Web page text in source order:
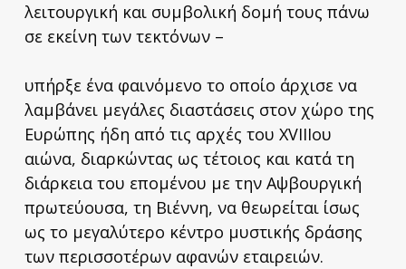
λειτουργική και συμβολική δομή τους πάνω
σε εκείνη των τεκτόνων –
υπήρξε ένα φαινόμενο το οποίο άρχισε να
λαμβάνει μεγάλες διαστάσεις στον χώρο της
Ευρώπης ήδη από τις αρχές του XVIIIου
αιώνα, διαρκώντας ως τέτοιος και κατά τη
διάρκεια του επομένου με την Αψβουργική
πρωτεύουσα, τη Βιέννη, να θεωρείται ίσως
ως το μεγαλύτερο κέντρο μυστικής δράσης
των περισσοτέρων αφανών εταιρειών.